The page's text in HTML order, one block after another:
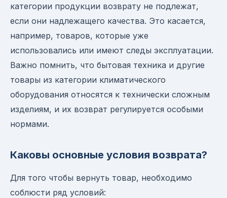
категории продукции возврату не подлежат,
если они надлежащего качества. Это касается,
например, товаров, которые уже
использовались или имеют следы эксплуатации.
Важно помнить, что бытовая техника и другие
товары из категории климатического
оборудования относятся к технически сложным
изделиям, и их возврат регулируется особыми
нормами.
Каковы основные условия возврата?
Для того чтобы вернуть товар, необходимо
соблюсти ряд условий: